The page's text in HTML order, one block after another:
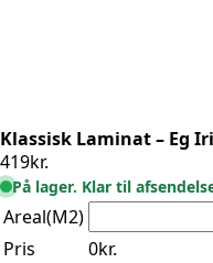
Klassisk Laminat – Eg
419kr.
På lager. Klar til
Areal(M2)
Pris
0kr.